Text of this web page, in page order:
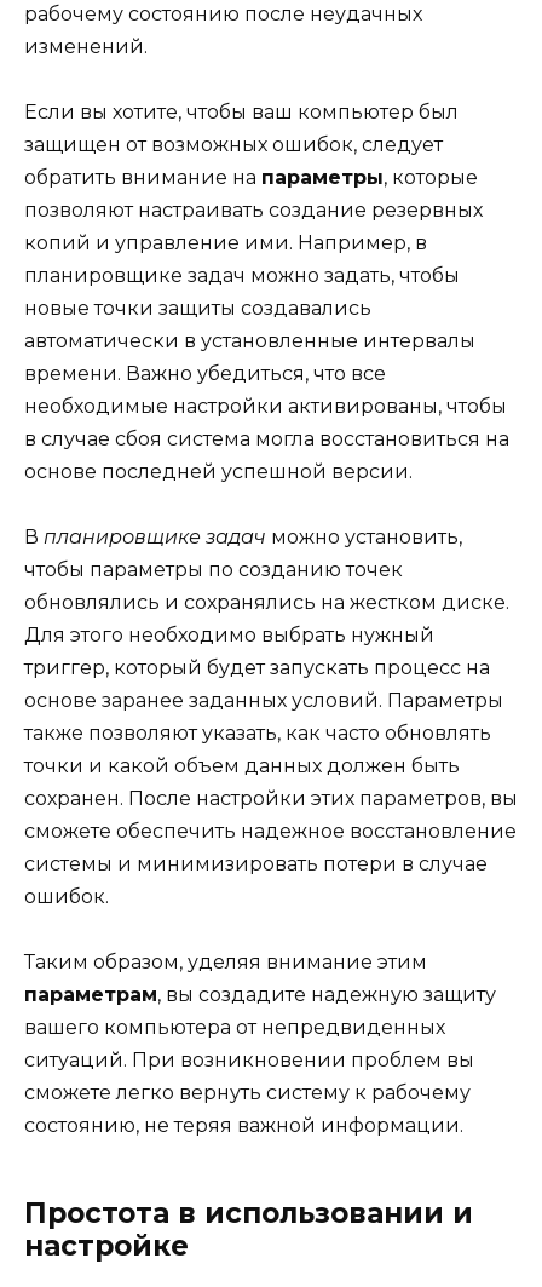
рабочему состоянию после неудачных
изменений.
Если вы хотите, чтобы ваш компьютер был
защищен от возможных ошибок, следует
обратить внимание на параметры, которые
позволяют настраивать создание резервных
копий и управление ими. Например, в
планировщике задач можно задать, чтобы
новые точки защиты создавались
автоматически в установленные интервалы
времени. Важно убедиться, что все
необходимые настройки активированы, чтобы
в случае сбоя система могла восстановиться на
основе последней успешной версии.
В планировщике задач можно установить,
чтобы параметры по созданию точек
обновлялись и сохранялись на жестком диске.
Для этого необходимо выбрать нужный
триггер, который будет запускать процесс на
основе заранее заданных условий. Параметры
также позволяют указать, как часто обновлять
точки и какой объем данных должен быть
сохранен. После настройки этих параметров, вы
сможете обеспечить надежное восстановление
системы и минимизировать потери в случае
ошибок.
Таким образом, уделяя внимание этим
параметрам, вы создадите надежную защиту
вашего компьютера от непредвиденных
ситуаций. При возникновении проблем вы
сможете легко вернуть систему к рабочему
состоянию, не теряя важной информации.
Простота в использовании и
настройке